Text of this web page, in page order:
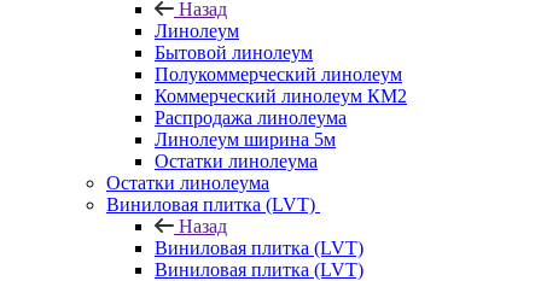
Назад
Линолеум
Бытовой линолеум
Полукоммерческий линолеум
Коммерческий линолеум КМ2
Распродажа линолеума
Линолеум ширина 5м
Остатки линолеума
Остатки линолеума
Виниловая плитка (LVT)
Назад
Виниловая плитка (LVT)
Виниловая плитка (LVT)